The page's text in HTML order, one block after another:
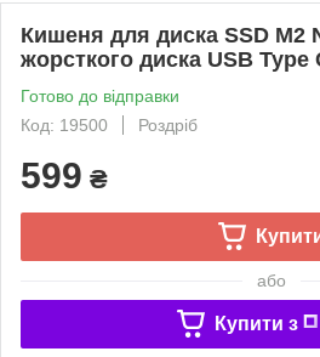
Кишеня для диска SSD M2
жорсткого диска USB Type
Готово до відправки
Код: 19500
Роздріб
599 ₴
або
Купити з